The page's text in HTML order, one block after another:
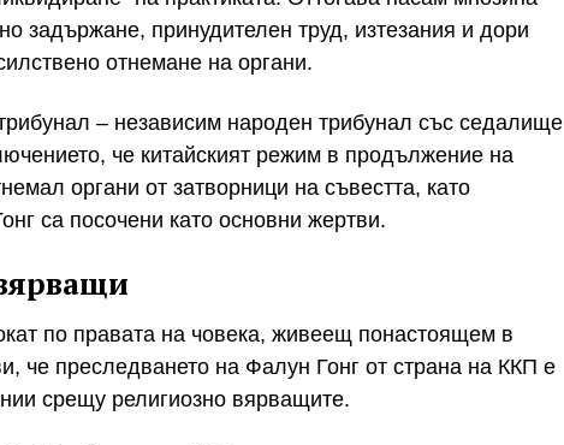
задържане, принудителен труд, изтезания и дори
отнемане на органи.
– независим народен трибунал със седалище
че китайският режим в продължение на
органи от затворници на съвестта, като
са посочени като основни жертви.
по правата на човека, живеещ понастоящем в
че преследването на Фалун Гонг от страна на ККП е
срещу религиозно вярващите.